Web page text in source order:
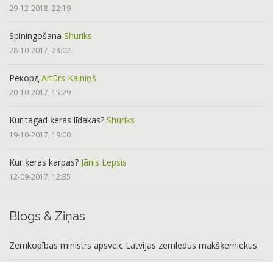
29-12-2018, 22:19
Spiningošana Shuriks
28-10-2017, 23:02
Рекорд Artūrs Kalniņš
20-10-2017, 15:29
Kur tagad ķeras līdakas? Shuriks
19-10-2017, 19:00
Kur ķeras karpas? Jānis Lepsis
12-09-2017, 12:35
Blogs & Ziņas
Zemkopības ministrs apsveic Latvijas zemledus makšķerniekus